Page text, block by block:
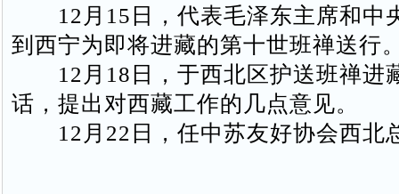
12月15日，代表毛泽东主席和中
到西宁为即将进藏的第十世班禅送行
12月18日，于西北区护送班禅进
话，提出对西藏工作的几点意见。
12月22日，任中苏友好协会西北